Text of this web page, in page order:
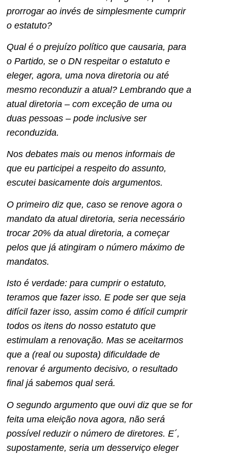
prorrogar ao invés de simplesmente cumprir
o estatuto?
Qual é o prejuízo político que causaria, para
o Partido, se o DN respeitar o estatuto e
eleger, agora, uma nova diretoria ou até
mesmo reconduzir a atual? Lembrando que a
atual diretoria – com exceção de uma ou
duas pessoas – pode inclusive ser
reconduzida.
Nos debates mais ou menos informais de
que eu participei a respeito do assunto,
escutei basicamente dois argumentos.
O primeiro diz que, caso se renove agora o
mandato da atual diretoria, seria necessário
trocar 20% da atual diretoria, a começar
pelos que já atingiram o número máximo de
mandatos.
Isto é verdade: para cumprir o estatuto,
teramos que fazer isso. E pode ser que seja
difícil fazer isso, assim como é difícil cumprir
todos os itens do nosso estatuto que
estimulam a renovação. Mas se aceitarmos
que a (real ou suposta) dificuldade de
renovar é argumento decisivo, o resultado
final já sabemos qual será.
O segundo argumento que ouvi diz que se for
feita uma eleição nova agora, não será
possível reduzir o número de diretores. E´,
supostamente, seria um desserviço eleger